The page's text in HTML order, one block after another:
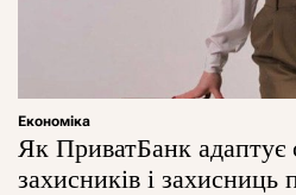
Економіка
Як ПриватБанк адаптує
захисників і захисниць